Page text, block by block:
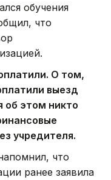
обучения
что
О том,
выезд
об этом никто
учредителя.
что
ранее заявила